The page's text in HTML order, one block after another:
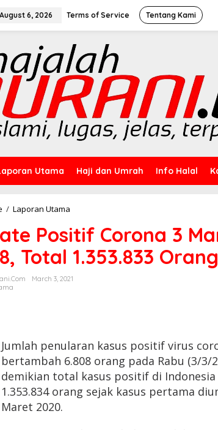
6, 2026 Terms of Service Tentang Kami
Utama Haji dan Umrah Info Halal
/ Laporan Utama
Corona
3
Maret:
Bertambah
6.808,
Positif Corona 3
Total 1.353.833 Orang
March 3, 2021
Jumlah penularan kasus positif virus
bertambah 6.808 orang pada Rabu (3/3/
demikian total kasus positif di Indonesia
1.353.834 orang sejak kasus pertama
Maret 2020.